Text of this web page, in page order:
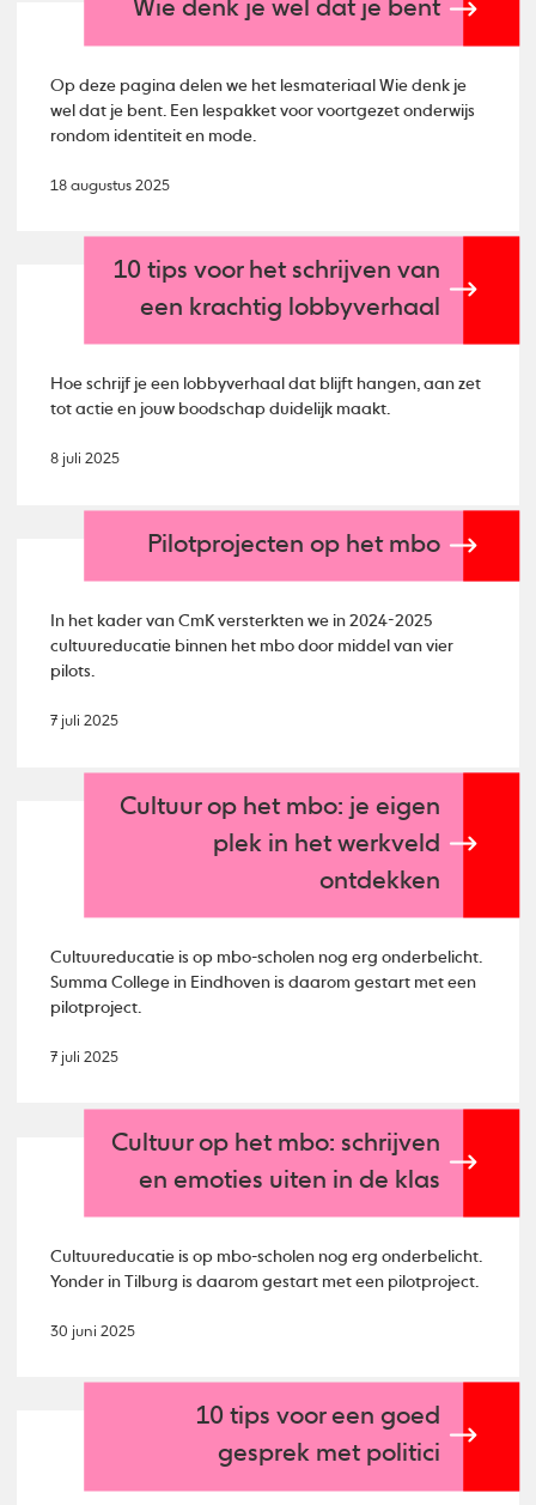
Wie denk je wel dat je bent
Op deze pagina delen we het lesmateriaal Wie denk je
wel dat je bent. Een lespakket voor voortgezet onderwijs
rondom identiteit en mode.
18 augustus 2025
10 tips voor het schrijven van
een krachtig lobbyverhaal
Hoe schrijf je een lobbyverhaal dat blijft hangen, aan zet
tot actie en jouw boodschap duidelijk maakt.
8 juli 2025
Pilotprojecten op het mbo
In het kader van CmK versterkten we in 2024-2025
cultuureducatie binnen het mbo door middel van vier
pilots.
7 juli 2025
Cultuur op het mbo: je eigen
plek in het werkveld
ontdekken
Cultuureducatie is op mbo-scholen nog erg onderbelicht.
Summa College in Eindhoven is daarom gestart met een
pilotproject.
7 juli 2025
Cultuur op het mbo: schrijven
en emoties uiten in de klas
Cultuureducatie is op mbo-scholen nog erg onderbelicht.
Yonder in Tilburg is daarom gestart met een pilotproject.
30 juni 2025
10 tips voor een goed
gesprek met politici